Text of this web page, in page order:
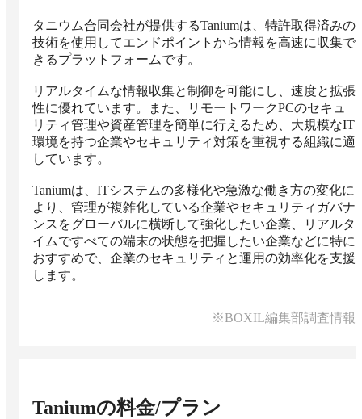
タニウム合同会社が提供するTaniumは、特許取得済みの
技術を使用してエンドポイントから情報を高速に収集で
きるプラットフォームです。
リアルタイムな情報収集と制御を可能にし、速度と拡張
性に優れています。また、リモートワークPCのセキュ
リティ管理や資産管理を簡単に行えるため、大規模なIT
環境を持つ企業やセキュリティ対策を重視する組織に適
しています。
Taniumは、ITシステムの多様化や急激な働き方の変化に
より、管理が複雑化している企業やセキュリティガバナ
ンスをグローバルに横断して強化したい企業、リアルタ
イムですべての端末の状態を把握したい企業などに特に
おすすめで、企業のセキュリティと運用の効率化を支援
します。
※BOXIL編集部調査情報
Taniumの料金/プラン